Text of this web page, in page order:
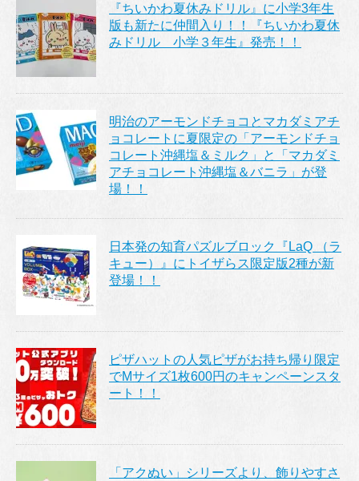
『ちいかわ夏休みドリル』に小学3年生
版も新たに仲間入り！！『ちいかわ夏休
みドリル 小学３年生』発売！！
明治のアーモンドチョコとマカダミアチ
ョコレートに夏限定の「アーモンドチョ
コレート沖縄塩＆ミルク」と「マカダミ
アチョコレート沖縄塩＆バニラ」が登
場！！
日本発の知育パズルブロック『LaQ （ラ
キュー）』にトイザらス限定版2種が新
登場！！
ピザハットの人気ピザがお持ち帰り限定
でMサイズ1枚600円のキャンペーンスタ
ート！！
「アクぬい」シリーズより、飾りやすさ